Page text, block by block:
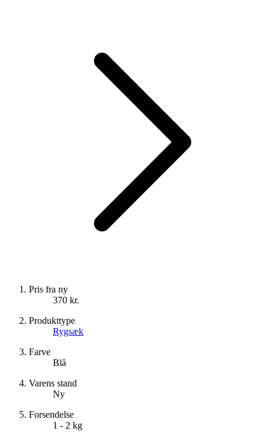
Pris fra ny
370 kr.
Produkttype
Rygsæk
Farve
Blå
Varens stand
Ny
Forsendelse
1 - 2 kg